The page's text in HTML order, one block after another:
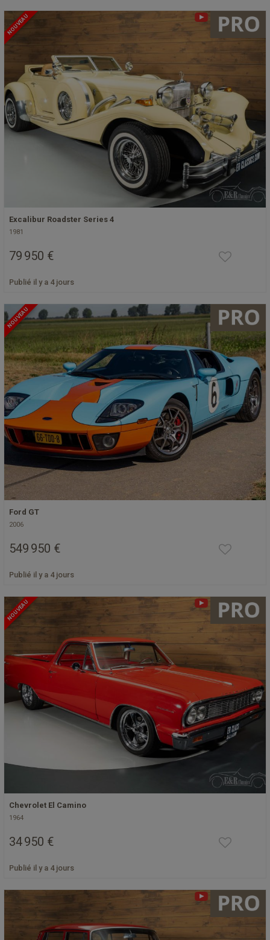
NOUVEAU
Excalibur Roadster Series 4
1981
79 950 €
Publié il y a 4 jours
NOUVEAU
Ford GT
2006
549 950 €
Publié il y a 4 jours
NOUVEAU
Chevrolet El Camino
1964
34 950 €
Publié il y a 4 jours